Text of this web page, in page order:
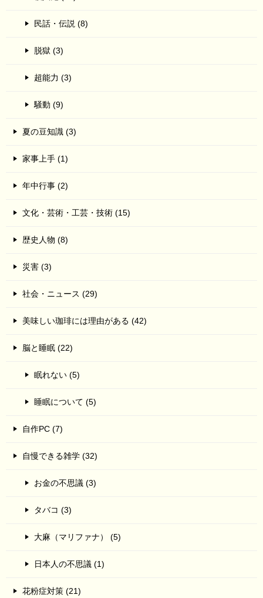
民話・伝説 (8)
脱獄 (3)
超能力 (3)
騒動 (9)
夏の豆知識 (3)
家事上手 (1)
年中行事 (2)
文化・芸術・工芸・技術 (15)
歴史人物 (8)
災害 (3)
社会・ニュース (29)
美味しい珈琲には理由がある (42)
脳と睡眠 (22)
眠れない (5)
睡眠について (5)
自作PC (7)
自慢できる雑学 (32)
お金の不思議 (3)
タバコ (3)
大麻（マリファナ） (5)
日本人の不思議 (1)
花粉症対策 (21)